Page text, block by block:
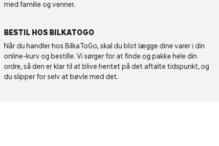
med familie og venner.
BESTIL HOS BILKATOGO
Når du handler hos BilkaToGo, skal du blot lægge dine varer i din
online-kurv og bestille. Vi sørger for at finde og pakke hele din
ordre, så den er klar til at blive hentet på det aftalte tidspunkt, og
du slipper for selv at bøvle med det.